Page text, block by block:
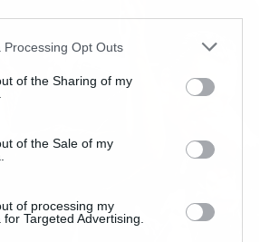
website/app uses one or more Google
or usage behaviour. You may click to
to Google and its third-party tags to
specified purposes in below Google
Processing Opt Outs
of the Sharing of my
of the Sale of my
of processing my
Targeted Advertising.
να συνεχίσουν
νέο άλμπουμ, το
φυσικά αφού όλα μπουν πρώτα
τα παιδιά φάνε το
(που μάλλον θα είναι
το κοντινό μαγαζί).
είναι το πλάνο. Μείνετε